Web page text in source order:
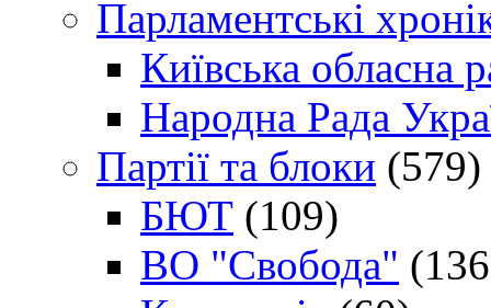
Парламентські
Київська обласна
Народна Рада
Партії та блоки (579)
БЮТ (109)
ВО "Свобода"